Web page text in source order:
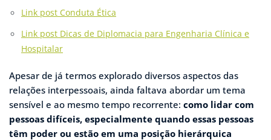
Link post Conduta Ética
Link post Dicas de Diplomacia para Engenharia Clínica e
Hospitalar
Apesar de já termos explorado diversos aspectos das
relações interpessoais, ainda faltava abordar um tema
sensível e ao mesmo tempo recorrente: como lidar com
pessoas difíceis, especialmente quando essas pessoas
têm poder ou estão em uma posição hierárquica